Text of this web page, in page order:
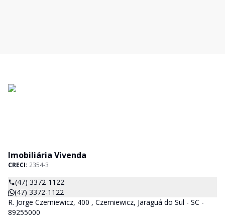
Imobiliária Vivenda
CRECI: 2354-3
(47) 3372-1122
(47) 3372-1122
R. Jorge Czerniewicz, 400 , Czerniewicz, Jaraguá do Sul - SC -
89255000